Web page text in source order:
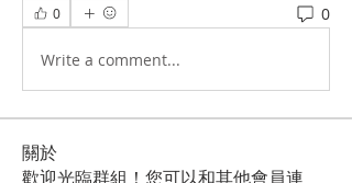
0 0
Write a comment...
關於
歡迎光臨群組！您可以和其他會員連